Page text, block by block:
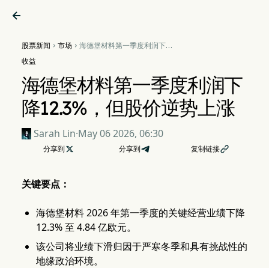

股票新闻  市场 海德堡材料第一季度利润下降
收益
海德堡材料第一季度利润下
降12.3%，但股价逆势上涨
Sarah Lin·May 06 2026, 06:30
分享到  分享到 复制链接
关键要点：
海德堡材料 2026 年第一季度的关键经营业绩下降
12.3% 至 4.84 亿欧元。
该公司将业绩下滑归因于严寒冬季和具有挑战性的
地缘政治环境。